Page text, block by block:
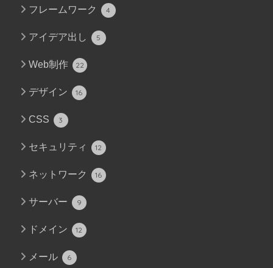
フレームワーク 4
アイデア出し 5
Web制作 22
デザイン 16
CSS 3
セキュリティ 12
ネットワーク 16
サーバー 9
ドメイン 12
メール 6